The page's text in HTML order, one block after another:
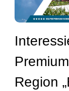
Region